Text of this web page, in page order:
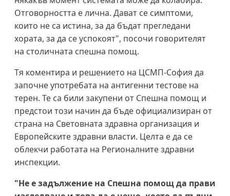
Отговорността е лична. Дават се симптоми,
които не са истина, за да бъдат прегледани
хората, за да се успокоят", посочи говорителят
на столичната спешна помощ.
Тя коментира и решението на ЦСМП-София да
започне употребата на антигенни тестове на
терен. Те са били закупени от Спешна помощ и
предстои този начин да бъде официализиран от
страна на Световната здравна организация и
Европейските здравни власти. Целта е да се
облекчи работата на Регионалните здравни
инспекции.
"Не е задължение на Спешна помощ да прави